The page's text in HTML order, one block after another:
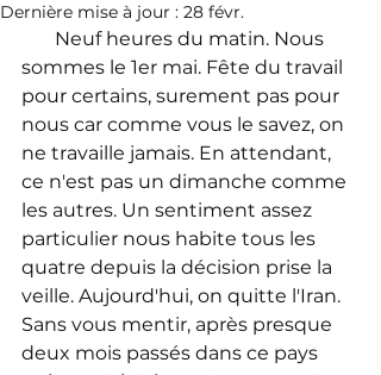
Dernière mise à jour : 28 févr.
sommes le 1er mai. Fête du travail
pour certains, surement pas pour
nous car comme vous le savez, on
ne travaille jamais. En attendant,
ce n'est pas un dimanche comme
les autres. Un sentiment assez
particulier nous habite tous les
quatre depuis la décision prise la
veille. Aujourd'hui, on quitte l'Iran.
Sans vous mentir, après presque
deux mois passés dans ce pays